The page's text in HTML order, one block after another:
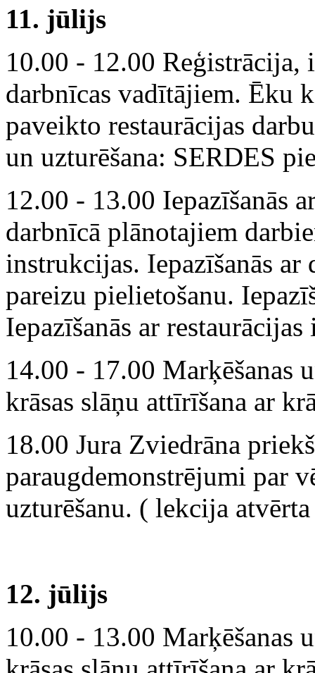
11. jūlijs
10.00 - 12.00 Reģistrācija,
darbnīcas vadītājiem. Ēku
paveikto restaurācijas
un uzturēšana: SERDES
12.00 - 13.00 Iepazīšanās
darbnīcā plānotajiem
instrukcijas. Iepazīšanās
pareizu pielietošanu.
Iepazīšanās ar
14.00 - 17.00 Marķēšanas
krāsas slāņu attīrīšana ar
18.00 Jura Zviedrāna
paraugdemonstrējumi par
uzturēšanu. ( lekcija
12. jūlijs
10.00 - 13.00 Marķēšanas